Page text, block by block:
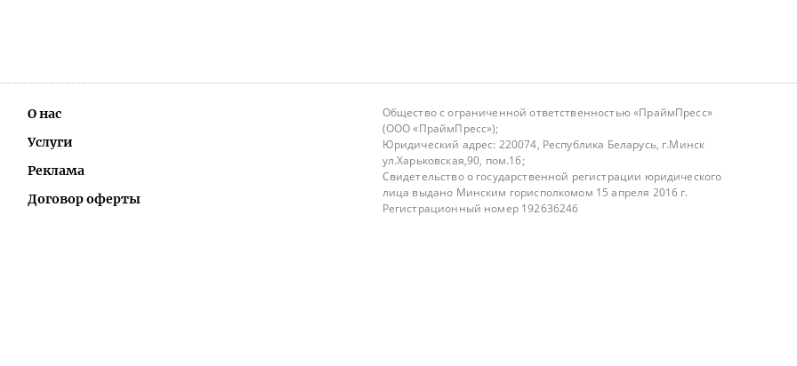
О нас
Услуги
Реклама
Договор оферты
Общество с ограниченной ответственностью «ПраймПресс»
(ООО «ПраймПресс»);
Юридический адрес: 220074, Республика Беларусь, г.Минск
ул.Харьковская,90, пом.16;
Свидетельство о государственной регистрации юридического
лица выдано Минским горисполкомом 15 апреля 2016 г.
Регистрационный номер 192636246